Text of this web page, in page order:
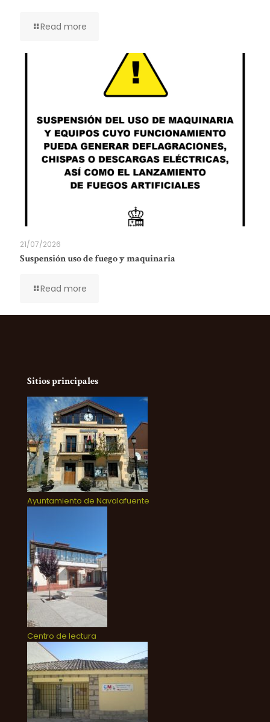
Read more
21/07/2026
Suspensión uso de fuego y maquinaria
Read more
Sitios principales
Ayuntamiento de Navalafuente
Centro de lectura